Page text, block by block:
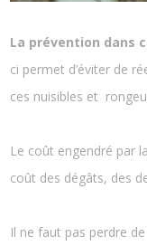
La prévention dans
ci permet d’éviter de
ces nuisibles et
Le coût engendré par
coût des dégâts, des
Il ne faut pas perdre